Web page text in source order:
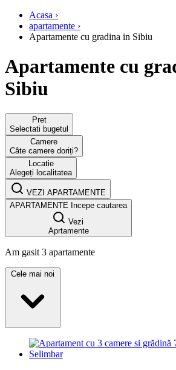
Acasa ›
apartamente ›
Apartamente cu gradina in Sibiu
Apartamente cu
Sibiu
Pret
Selectati bugetul
Camere
Câte camere doriți?
Locatie
Alegeți localitatea
VEZI APARTAMENTE
APARTAMENTE Incepe cautarea
Vezi
Aprtamente
Am gasit 3 apartamente
Cele mai noi